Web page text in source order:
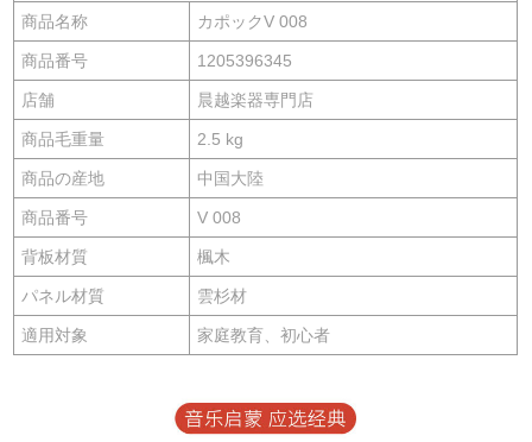
商品名称 カポックV 008
商品番号 1205396345
店舗 晨越楽器専門店
商品毛重量 2.5 kg
商品の産地 中国大陸
商品番号 V 008
背板材質 楓木
パネル材質 雲杉材
適用対象 家庭教育、初心者